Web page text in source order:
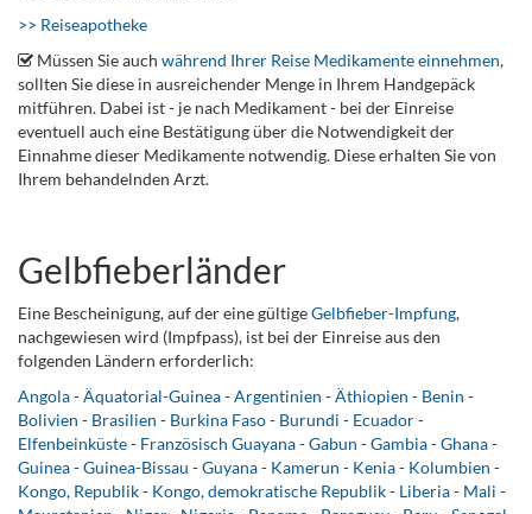
>> Reiseapotheke
Müssen Sie auch während Ihrer Reise Medikamente einnehmen,
sollten Sie diese in ausreichender Menge in Ihrem Handgepäck
mitführen. Dabei ist - je nach Medikament - bei der Einreise
eventuell auch eine Bestätigung über die Notwendigkeit der
Einnahme dieser Medikamente notwendig. Diese erhalten Sie von
Ihrem behandelnden Arzt.
Gelbfieberländer
Eine Bescheinigung, auf der eine gültigeGelbfieber-Impfung,
nachgewiesen wird (Impfpass), ist bei der Einreise aus den
folgenden Ländern erforderlich:
Angola-Äquatorial-Guinea-Argentinien -Äthiopien - Benin -
Bolivien - Brasilien - Burkina Faso- Burundi - Ecuador-
Elfenbeinküste- Französisch Guayana-Gabun -Gambia-Ghana-
Guinea-Guinea-Bissau -Guyana- Kamerun - Kenia- Kolumbien -
Kongo, Republik- Kongo, demokratische Republik- Liberia- Mali -